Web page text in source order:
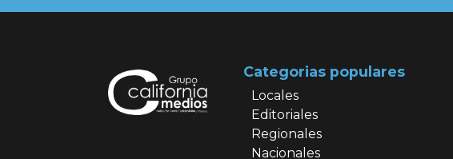
Categorias populares
Locales
Editoriales
Regionales
Nacionales